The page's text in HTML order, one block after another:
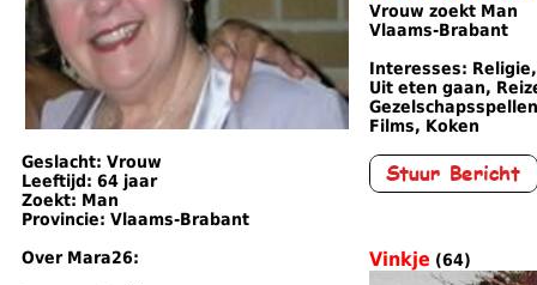
Geslacht: Vrouw
Leeftijd: 64 jaar
Zoekt: Man
Provincie: Vlaams-Brabant
Over Mara26:
Vrouw zoekt Man
Vlaams-Brabant
Interesses: Religie,
Uit eten gaan,
Films, Koken
Vinkje (64)